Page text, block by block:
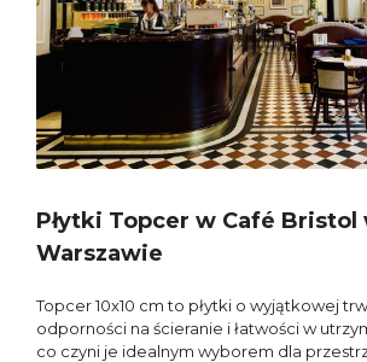
Płytki Topcer w Café Bristol
Warszawie
Topcer 10x10 cm to płytki o wyjątkowej
odporności na ścieranie i łatwości w
co czyni je idealnym wyborem dla